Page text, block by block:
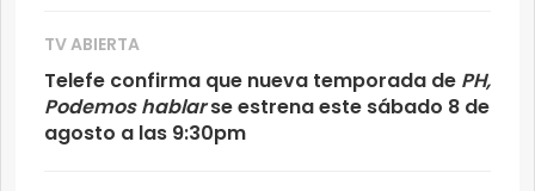
TV ABIERTA
Telefe confirma que nueva temporada de PH,
Podemos hablarse estrena este sábado 8 de
agosto a las 9:30pm